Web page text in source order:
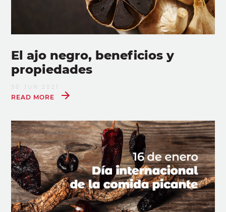
El ajo negro, beneficios y
propiedades
30 JUN 2021
READ MORE